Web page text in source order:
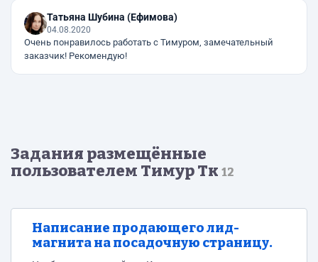
Татьяна Шубина (Ефимова)
04.08.2020
Очень понравилось работать с Тимуром, замечательный
заказчик! Рекомендую!
Задания размещённые
пользователем Тимур Тк 12
Написание продающего лид-
магнита на посадочную страницу.